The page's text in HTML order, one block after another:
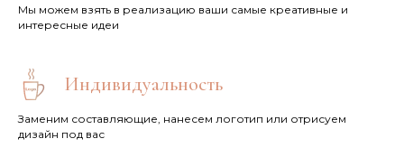
Мы можем взять в реализацию ваши самые креативные и
интересные идеи
Индивидуальность
Заменим составляющие, нанесем логотип или отрисуем
дизайн под вас